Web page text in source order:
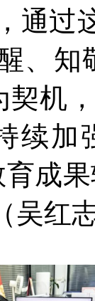
过
、
契机
续加
成
吴红